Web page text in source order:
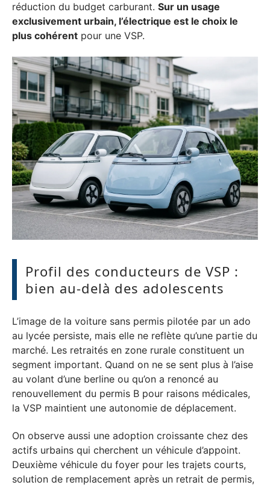
réduction du budget carburant. Sur un usage
exclusivement urbain, l’électrique est le choix le
plus cohérent pour une VSP.
Profil des conducteurs de VSP :
bien au-delà des adolescents
L’image de la voiture sans permis pilotée par un ado
au lycée persiste, mais elle ne reflète qu’une partie du
marché. Les retraités en zone rurale constituent un
segment important. Quand on ne se sent plus à l’aise
au volant d’une berline ou qu’on a renoncé au
renouvellement du permis B pour raisons médicales,
la VSP maintient une autonomie de déplacement.
On observe aussi une adoption croissante chez des
actifs urbains qui cherchent un véhicule d’appoint.
Deuxième véhicule du foyer pour les trajets courts,
solution de remplacement après un retrait de permis,